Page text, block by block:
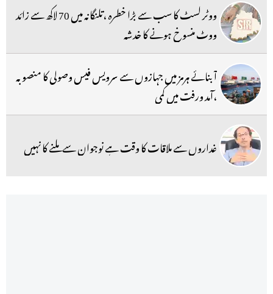
ووٹر لسٹ کا سب سے بڑا خطرہ ،تلنگانہ میں 70 لاکھ سے زائد
ووٹ منسوخ ہونے کا خدشہ
آبنائے ہرمز میں جہازوں سے سرویس فیس وصولی کا منصوبہ
،آمد ورفت میں کمی
غداروں سے ملاقات کا وقت ہے نوجوان سے ملنے کا نہیں